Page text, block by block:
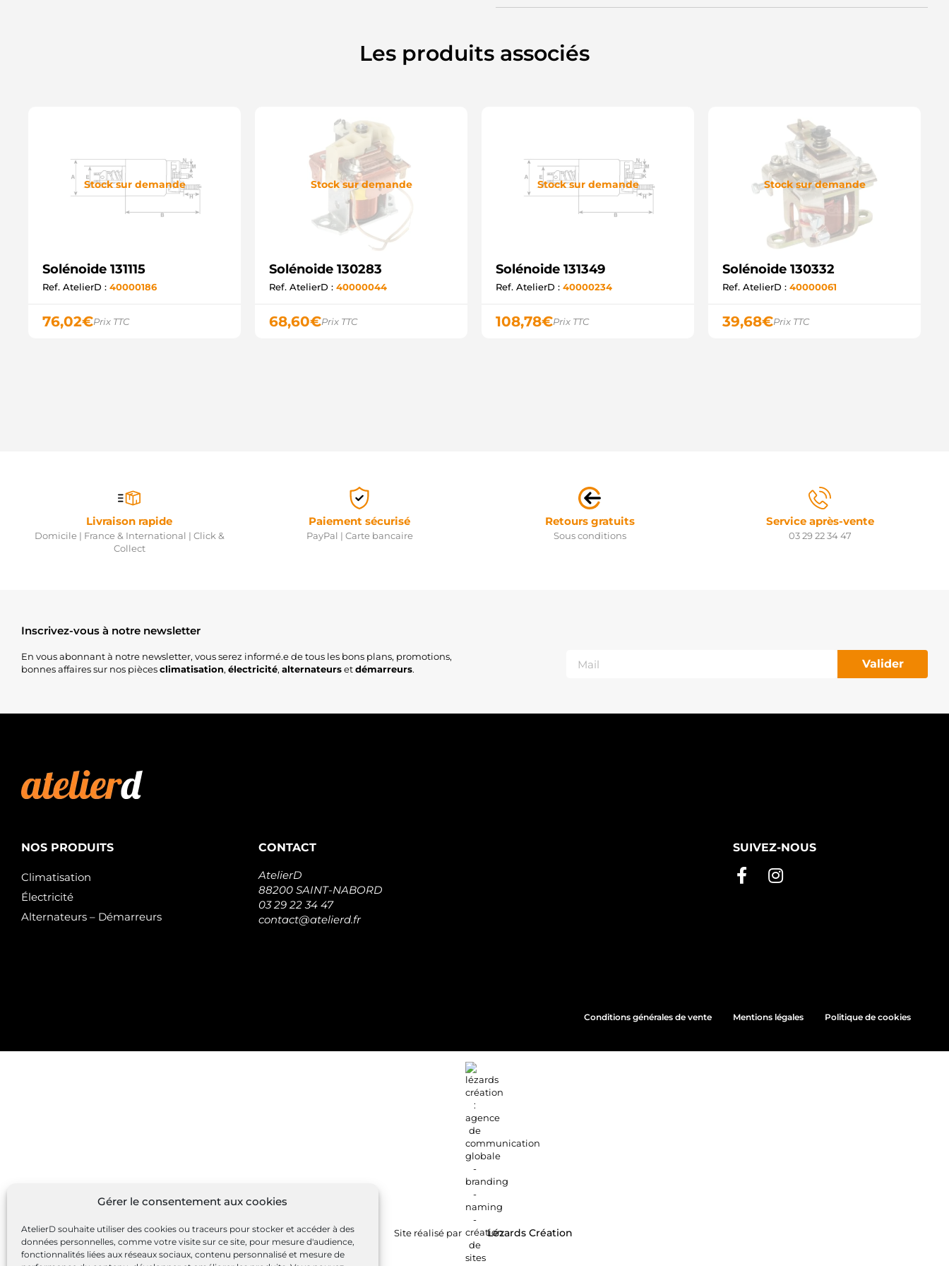
Gérer le consentement aux cookies
AtelierD souhaite utiliser des cookies ou traceurs pour stocker et accéder à des
données personnelles, comme votre visite sur ce site, pour mesure d'audience,
fonctionnalités liées aux réseaux sociaux, contenu personnalisé et mesure de
Les produits associés
Stock sur demande
Solénoide 131115
Ref. AtelierD : 40000186
76,02€Prix TTC
Stock sur demande
Solénoide 130283
Ref. AtelierD : 40000044
68,60€Prix TTC
Stock sur demande
Solénoide 131349
Ref. AtelierD : 40000234
108,78€Prix TTC
Stock sur demande
Solénoide 130332
Ref. AtelierD : 40000061
39,68€Prix TTC
Livraison rapide
Domicile | France & International | Click &
Collect
Paiement sécurisé
PayPal | Carte bancaire
Retours gratuits
Sous conditions
Service après-vente
03 29 22 34 47
Inscrivez-vous à notre newsletter
En vous abonnant à notre newsletter, vous serez informé.e de tous les bons plans, promotions,
bonnes affaires sur nos piècesclimatisation, électricité, alternateursetdémarreurs. Valider
NOS PRODUITS
Climatisation
Électricité
Alternateurs – Démarreurs
CONTACT
AtelierD
88200 SAINT-NABORD
03 29 22 34 47
contact@atelierd.fr
SUIVEZ-NOUS
Conditions générales de vente Mentions légales Politique de cookies
Site réalisé par Lézards Création